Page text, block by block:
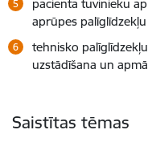
pacienta tuvinieku
aprūpes
tehnisko
uzstādīšana un
Saistītas tēmas